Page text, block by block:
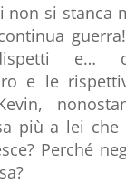
non si stanca
e…
e le
più a lei che
Perché